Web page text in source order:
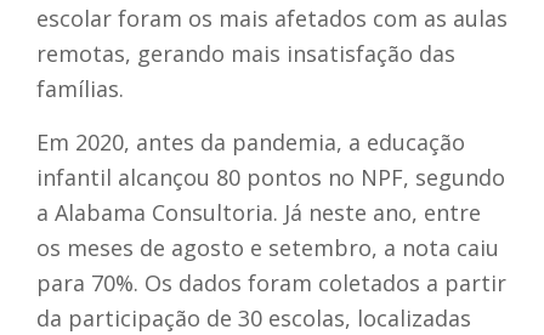
escolar foram os mais afetados com as aulas
remotas, gerando mais insatisfação das
famílias.
Em 2020, antes da pandemia, a educação
infantil alcançou 80 pontos no NPF, segundo
a Alabama Consultoria. Já neste ano, entre
os meses de agosto e setembro, a nota caiu
para 70%. Os dados foram coletados a partir
da participação de 30 escolas, localizadas